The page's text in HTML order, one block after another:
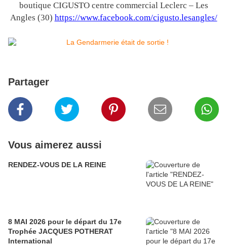
boutique CIGUSTO centre commercial Leclerc – Les
Angles (30) https://www.facebook.com/cigusto.lesangles/
Partager
Vous aimerez aussi
RENDEZ-VOUS DE LA REINE
8 MAI 2026 pour le départ du 17e
Trophée JACQUES POTHERAT
International